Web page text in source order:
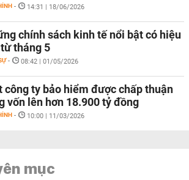
- 14:31 | 18/06/2026
chính sách kinh tế nổi bật có hiệu
từ tháng 5
- 08:42 | 01/05/2026
công ty bảo hiểm được chấp thuận
vốn lên hơn 18.900 tỷ đồng
- 10:00 | 11/03/2026
mục